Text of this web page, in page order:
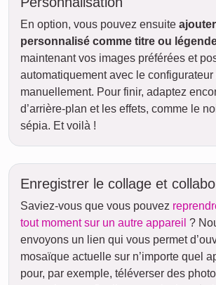
En option, vous pouvez ensuite
personnalisé comme titre ou
maintenant vos images préférées et
automatiquement avec le configurateur
manuellement. Pour finir, adaptez
d’arrière-plan et les effets, comme le
sépia. Et voilà !
Enregistrer le collage et
Saviez-vous que vous pouvez
tout moment sur un autre appareil ?
envoyons un lien qui vous permet
mosaïque actuelle sur n’importe quel
pour, par exemple, téléverser des